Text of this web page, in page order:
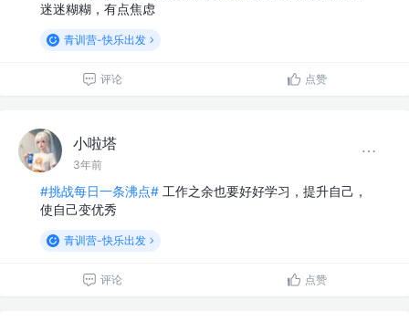
迷迷糊糊，有点焦虑
青训营-快乐出发
评论 点赞
小啦塔
3年前
#挑战每日一条沸点# 工作之余也要好好学习，提升自己，
使自己变优秀
青训营-快乐出发
评论 点赞